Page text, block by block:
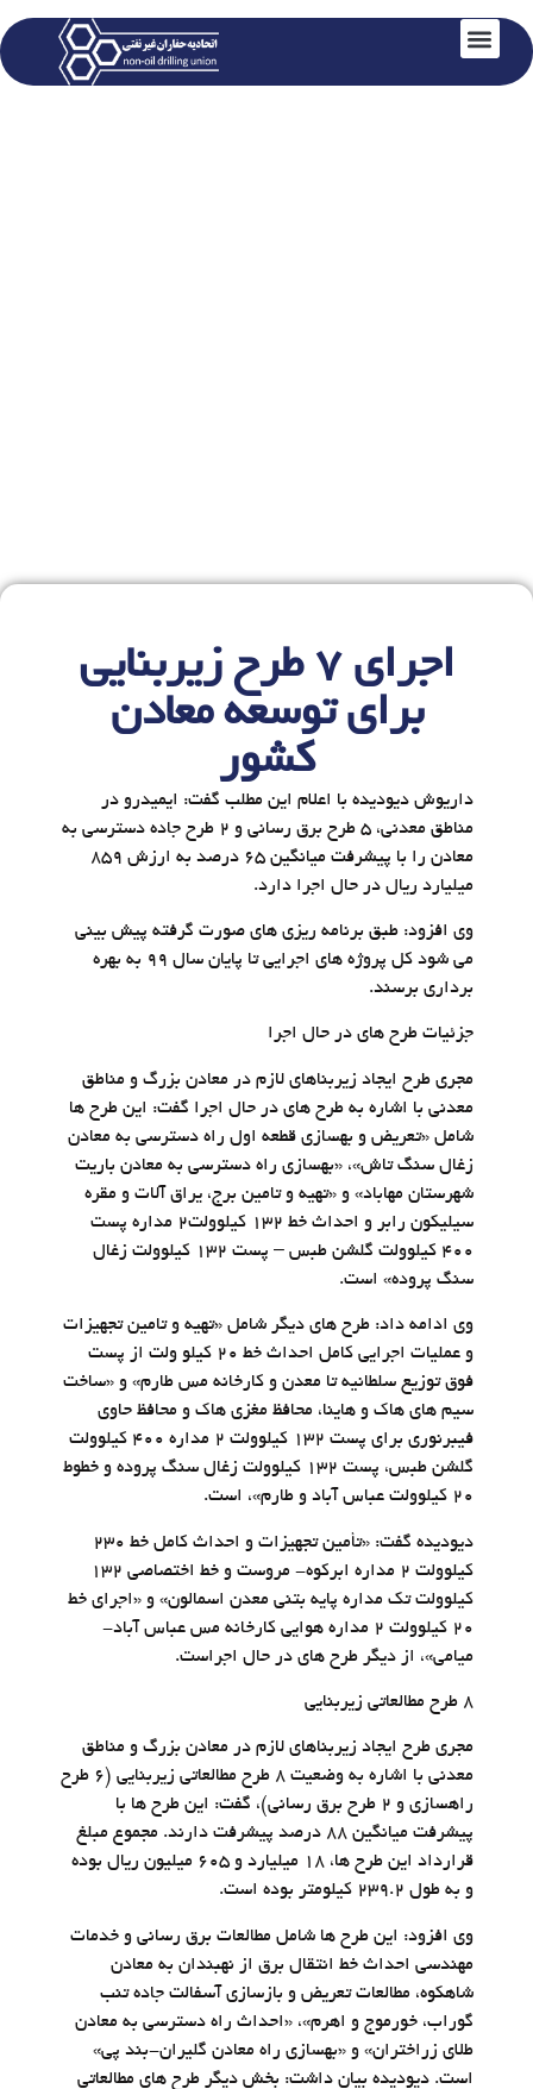
اجرای ۷ طرح زیربنایی
برای توسعه معادن
کشور
داریوش دیودیده با اعلام این مطلب گفت: ایمیدرو در
مناطق معدنی، 5 طرح برق رسانی و 2 طرح جاده دسترسی به
معادن را با پیشرفت میانگین 65 درصد به ارزش 859
میلیارد ریال در حال اجرا دارد.
وی افزود: طبق برنامه ریزی های صورت گرفته پیش بینی
می شود کل پروژه های اجرایی تا پایان سال 99 به بهره
برداری برسند.
جزئیات طرح های در حال اجرا
مجری طرح ایجاد زیربناهای لازم در معادن بزرگ و مناطق
معدنی با اشاره به طرح های در حال اجرا گفت: این طرح ها
شامل «تعریض و بهسازی قطعه اول راه دسترسی به معادن
زغال سنگ تاش»، «بهسازی راه دسترسی به معادن باریت
شهرستان مهاباد» و «تهیه و تامین برج، یراق آلات و مقره
سیلیکون رابر و احداث خط 132 کیلوولت2 مداره پست
400 کیلوولت گلشن طبس – پست 132 کیلوولت زغال
سنگ پروده» است.
وی ادامه داد: طرح های دیگر شامل «تهیه و تامین تجهیزات
و عملیات اجرایی کامل احداث خط 20 کیلو ولت از پست
فوق توزیع سلطانیه تا معدن و کارخانه مس طارم» و «ساخت
سیم های هاک و هاینا، محافظ مغزی هاک و محافظ حاوی
فیبرنوری برای پست 132 کیلوولت 2 مداره 400 کیلوولت
گلشن طبس، پست 132 کیلوولت زغال سنگ پروده و خطوط
20 کیلوولت عباس آباد و طارم»، است.
دیودیده گفت: «تأمین تجهیزات و احداث کامل خط 230
کیلوولت 2 مداره ابرکوه- مروست و خط اختصاصی 132
کیلوولت تک مداره پایه بتنی معدن اسمالون» و «اجرای خط
20 کیلوولت 2 مداره هوایی کارخانه مس عباس آباد-
میامی»، از دیگر طرح های در حال اجراست.
8 طرح مطالعاتی زیربنایی
مجری طرح ایجاد زیربناهای لازم در معادن بزرگ و مناطق
معدنی با اشاره به وضعیت 8 طرح مطالعاتی زیربنایی (6 طرح
راهسازی و 2 طرح برق رسانی)، گفت: این طرح ها با
پیشرفت میانگین 88 درصد پیشرفت دارند. مجموع مبلغ
قرارداد این طرح ها، 18 میلیارد و 605 میلیون ریال بوده
و به طول 239.2 کیلومتر بوده است.
وی افزود: این طرح ها شامل مطالعات برق رسانی و خدمات
مهندسی احداث خط انتقال برق از نهبندان به معادن
شاهکوه، مطالعات تعریض و بازسازی آسفالت جاده تنب
گوراب، خورموج و اهرم»، «احداث راه دسترسی به معادن
طلای زراختران» و «بهسازی راه معادن گلیران-بند پی»
است. دیودیده بیان داشت: بخش دیگر طرح های مطالعاتی